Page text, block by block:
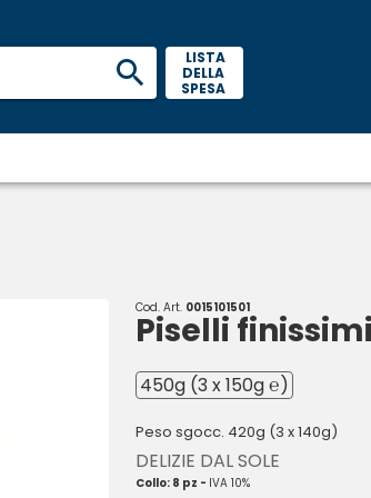
LISTA
DELLA
SPESA
Cod. Art. 0015101501
Piselli
450g (3 x 150g ℮)
Peso sgocc. 420g (3 x 140g)
DELIZIE DAL SOLE
Collo: 8 pz - IVA 10%